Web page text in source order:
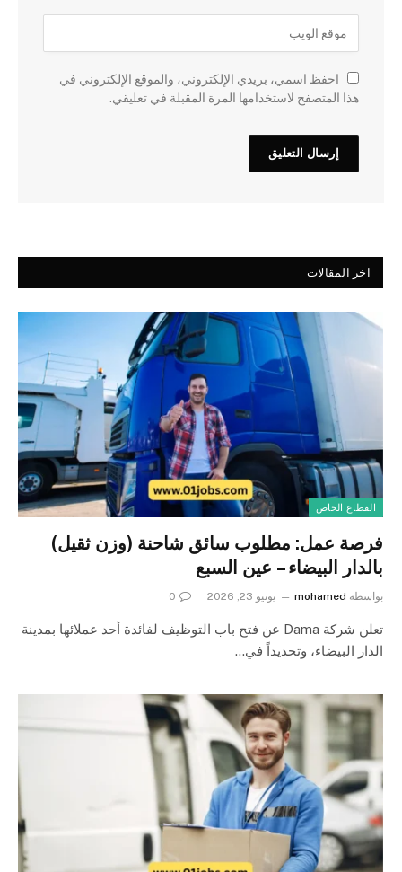
احفظ اسمي، بريدي الإلكتروني، والموقع الإلكتروني في
هذا المتصفح لاستخدامها المرة المقبلة في تعليقي.
اخر المقالات
القطاع الخاص
فرصة عمل: مطلوب سائق شاحنة (وزن ثقيل)
بالدار البيضاء – عين السبع
بواسطة mohamed يونيو 23, 2026 0
تعلن شركة Dama عن فتح باب التوظيف لفائدة أحد عملائها بمدينة
الدار البيضاء، وتحديداً في…